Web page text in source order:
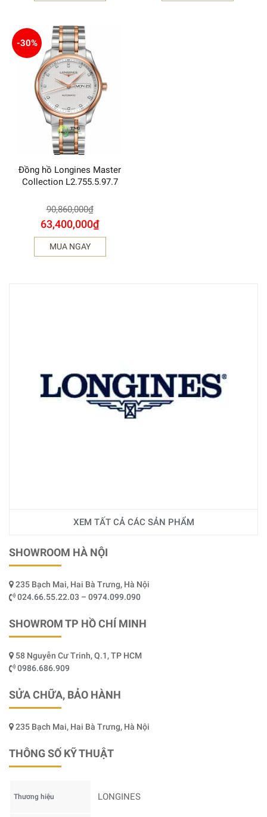
-30%
Đồng hồ Longines Master
Collection L2.755.5.97.7
90,860,000₫
63,400,000₫
MUA NGAY
XEM TẤT CẢ CÁC SẢN PHẨM
SHOWROOM HÀ NỘI
235 Bạch Mai, Hai Bà Trưng, Hà Nội
024.66.55.22.03 – 0974.099.090
SHOWROM TP HỒ CHÍ MINH
58 Nguyễn Cư Trinh, Q.1, TP HCM
0986.686.909
SỬA CHỮA, BẢO HÀNH
235 Bạch Mai, Hai Bà Trưng, Hà Nội
THÔNG SỐ KỸ THUẬT
Thương hiệu LONGINES